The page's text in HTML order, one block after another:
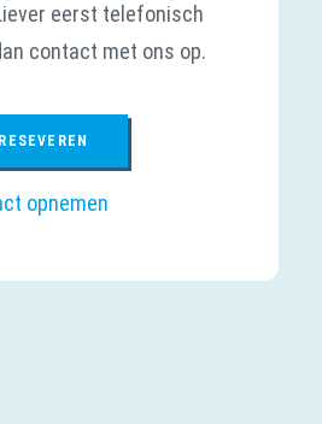
eerst telefonisch
contact met ons op.
opnemen